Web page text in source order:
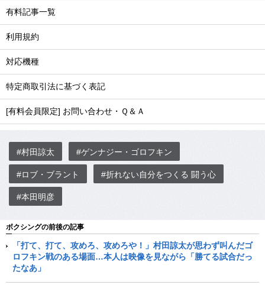
有料記事一覧
利用規約
対応機種
特定商取引法に基づく表記
[有料会員限定] お問い合わせ・Ｑ＆Ａ
#村田諒太 #ゲンナジー・ゴロフキン
#ロブ・ブラント #折れない自分をつくる 闘う心
#本田明彦
ボクシングの前後の記事
「打て、打て、攻めろ、攻めろや！」村田諒太が思わず叫んだゴ
ロフキン戦のある場面…本人は映像を見ながら「勝てる試合だっ
たなあ」